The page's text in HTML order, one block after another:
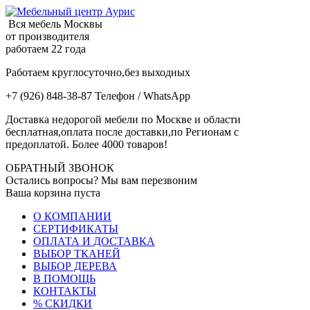
Вся мебель Москвы
от производителя
работаем 22 года
Работаем круглосуточно,без выходных
+7 (926) 848-38-87 Телефон / WhatsApp
Доставка недорогой мебели по Москве и области
бесплатная,оплата после доставки,по Регионам с
предоплатой. Более 4000 товаров!
ОБРАТНЫЙ ЗВОНОК
Остались вопросы? Мы вам перезвоним
Ваша корзина пуста
О КОМПАНИИ
СЕРТИФИКАТЫ
ОПЛАТА И ДОСТАВКА
ВЫБОР ТКАНЕЙ
ВЫБОР ДЕРЕВА
В ПОМОЩЬ
КОНТАКТЫ
% СКИДКИ